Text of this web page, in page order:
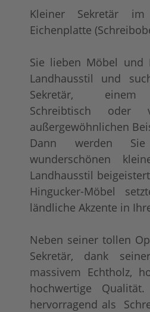
tief gebürstet
+ 404,00 €
Kleiner Sekretär
Eichenplatte
Sie lieben Möbel und
Landhausstil und
Sekretär, einem
Schreibtisch oder
außergewöhnlichen
Dann werden
wunderschönen
Landhausstil
Hingucker-Möbel
ländliche Akzente in
Neben seiner tollen
Sekretär, dank
massivem Echtholz,
hochwertige
hervorragend als